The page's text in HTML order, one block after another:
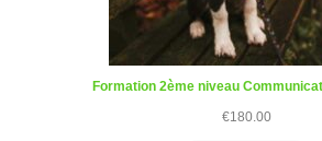
Formation 2ème niveau
€180.00